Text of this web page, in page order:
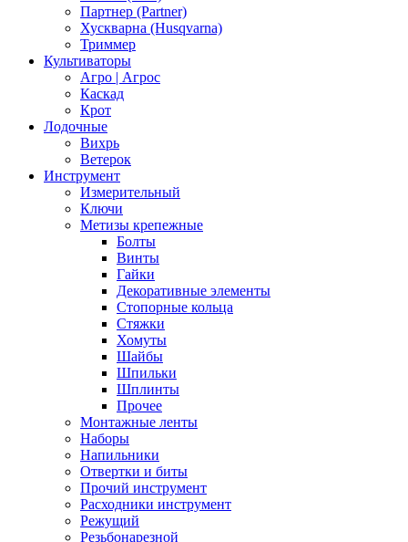
Партнер (Partner)
Хускварна (Husqvarna)
Триммер
Культиваторы
Агро | Агрос
Каскад
Крот
Лодочные
Вихрь
Ветерок
Инструмент
Измерительный
Ключи
Метизы крепежные
Болты
Винты
Гайки
Декоративные элементы
Стопорные кольца
Стяжки
Хомуты
Шайбы
Шпильки
Шплинты
Прочее
Монтажные ленты
Наборы
Напильники
Отвертки и биты
Прочий инструмент
Расходники инструмент
Режущий
Резьбонарезной